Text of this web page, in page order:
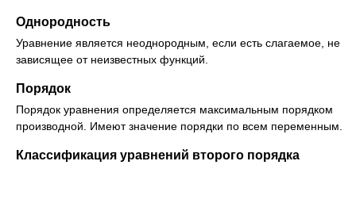
Однородность
Уравнение является неоднородным, если есть слагаемое, не
зависящее от неизвестных функций.
Порядок
Порядок уравнения определяется максимальным порядком
производной. Имеют значение порядки по всем переменным.
Классификация уравнений второго порядка